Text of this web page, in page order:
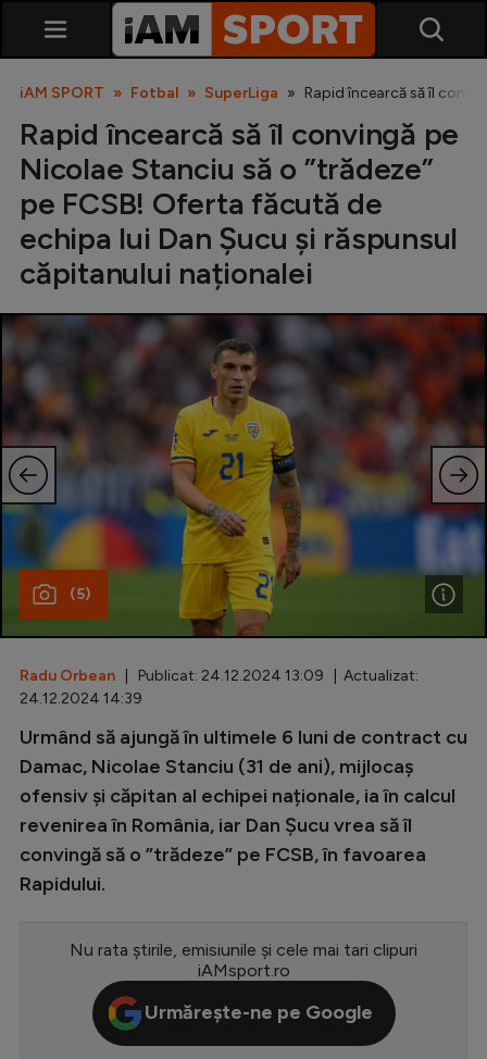
SuperLiga
Liga 2
Cupa României
Echipa Națională
U21
Fotbal feminin
Special
Diverse
Inedit
Champions League
Europa League
Conference League
LaLiga
Serie A
Bundesliga
iAM SPORT Fotbal SuperLiga Rapid încearcă să îl
Rapid încearcă să îl convingă pe
Nicolae Stanciu să o ”trădeze”
pe FCSB! Oferta făcută de
echipa lui Dan Șucu și răspunsul
căpitanului naționalei
(5)
Radu Orbean | Publicat: 24.12.2024 13:09 | Actualizat:
24.12.2024 14:39
Urmând să ajungă în ultimele 6 luni de contract cu
Damac, Nicolae Stanciu (31 de ani), mijlocaș
ofensiv și căpitan al echipei naționale, ia în calcul
revenirea în România, iar Dan Șucu vrea să îl
convingă să o ”trădeze” pe FCSB, în favoarea
Rapidului.
Nu rata știrile, emisiunile și cele mai tari clipuri
iAMsport.ro
Urmărește-ne pe Google